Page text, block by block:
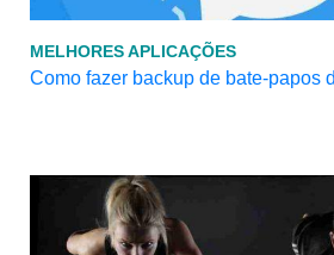
MELHORES APLICAÇÕES
Como fazer backup de bate-papos